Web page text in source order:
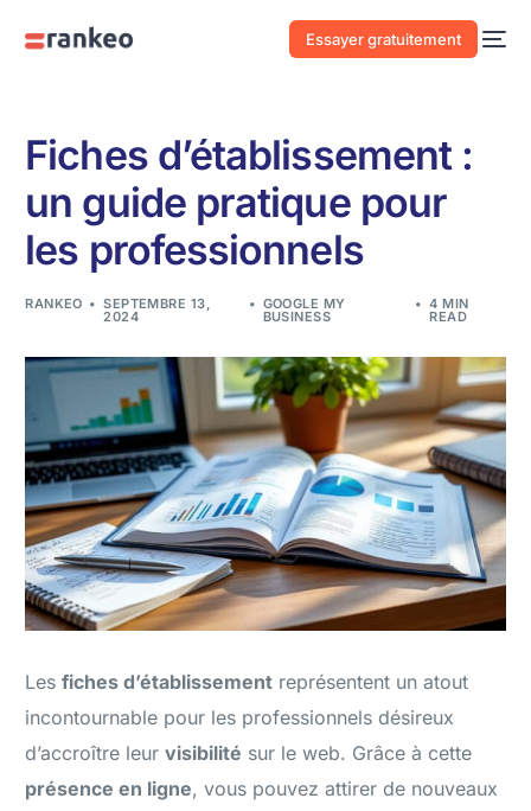
Essayer gratuitement
Fiches d’établissement :
un guide pratique pour
les professionnels
RANKEO SEPTEMBRE 13,
2024
GOOGLE MY
BUSINESS
4 MIN
READ
Lesfiches d’établissement représentent un atout
incontournable pour les professionnels désireux
d’accroître leurvisibilité sur le web. Grâce à cette
présence en ligne, vous pouvez attirer de nouveaux